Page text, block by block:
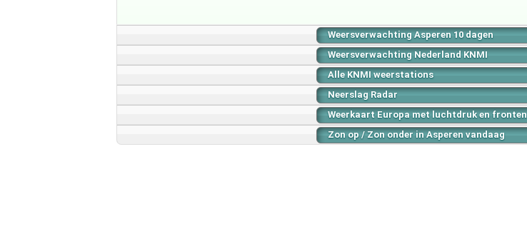
Weersverwachting Asperen 10 dagen
Weersverwachting Nederland KNMI
Alle KNMI weerstations
Neerslag Radar
Weerkaart Europa met luchtdruk en fronten
Zon op / Zon onder in Asperen vandaag